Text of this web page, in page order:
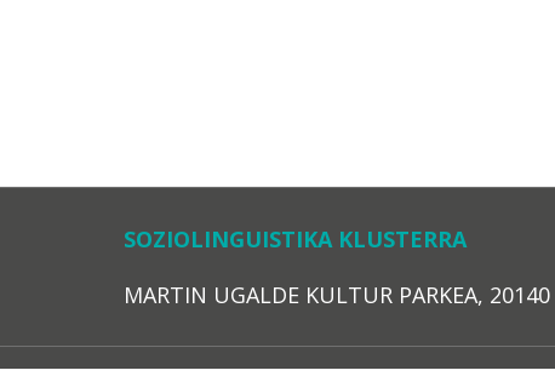
SOZIOLINGUISTIKA KLUSTERRA
MARTIN UGALDE KULTUR PARKEA,